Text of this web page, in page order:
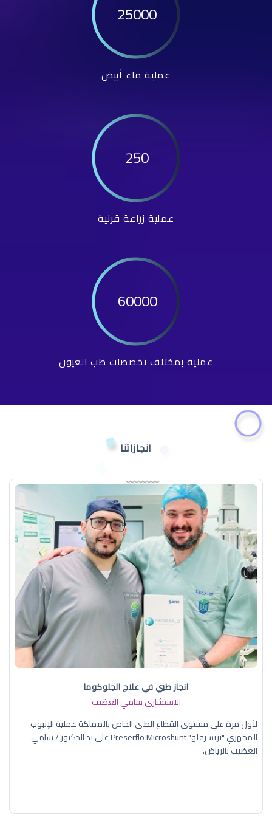
25000
عملية ماء أبيض
250
عملية زراعة قرنية
60000
عملية بمختلف تخصصات طب العيون
انجازاتنا
انجاز طبي في علاج الجلوكوما
الاستشاري سامي العضيب
لأول مرة على مستوى القطاع الطبي الخاص بالمملكة عملية الإنبوب
المجهري "بريسرفلو" Preserflo Microshunt على يد الدكتور / سامي
العضيب بالرياض.